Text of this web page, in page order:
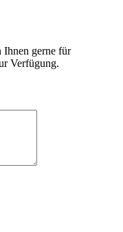
Ihnen gerne für
Verfügung.